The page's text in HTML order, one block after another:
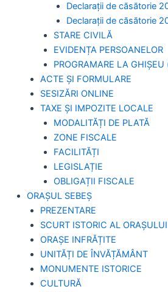
Declarații de căsătorie
Declarații de căsătorie
STARE CIVILĂ
EVIDENȚA PERSOANELOR
PROGRAMARE LA
ACTE ȘI FORMULARE
SESIZĂRI ONLINE
TAXE ȘI IMPOZITE LOCALE
MODALITĂȚI DE PLATĂ
ZONE FISCALE
FACILITĂȚI
LEGISLAȚIE
OBLIGAȚII FISCALE
ORAȘUL SEBEȘ
PREZENTARE
SCURT ISTORIC AL
ORAȘE INFRĂȚITE
UNITĂȚI DE ÎNVĂȚĂMÂNT
MONUMENTE ISTORICE
CULTURĂ